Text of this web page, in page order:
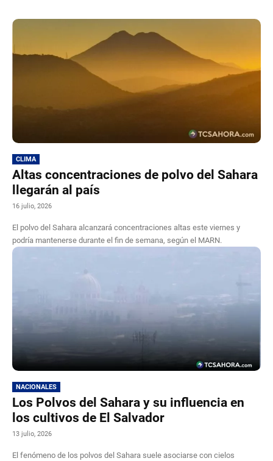
CLIMA
Altas concentraciones de polvo del Sahara
llegarán al país
16 julio, 2026
El polvo del Sahara alcanzará concentraciones altas este viernes y
podría mantenerse durante el fin de semana, según el MARN.
NACIONALES
Los Polvos del Sahara y su influencia en
los cultivos de El Salvador
13 julio, 2026
El fenómeno de los polvos del Sahara suele asociarse con cielos